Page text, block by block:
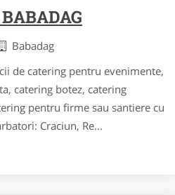
Babadag
de catering pentru evenimente,
catering botez, catering
pentru firme sau santiere cu
Craciun, Re...